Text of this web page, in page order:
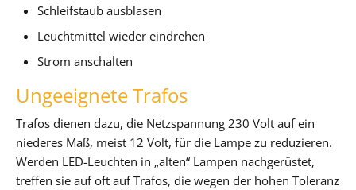
Schleifstaub ausblasen
Leuchtmittel wieder eindrehen
Strom anschalten
Ungeeignete Trafos
Trafos dienen dazu, die Netzspannung 230 Volt auf ein
niederes Maß, meist 12 Volt, für die Lampe zu reduzieren.
Werden LED-Leuchten in „alten“ Lampen nachgerüstet,
treffen sie auf oft auf Trafos, die wegen der hohen Toleranz